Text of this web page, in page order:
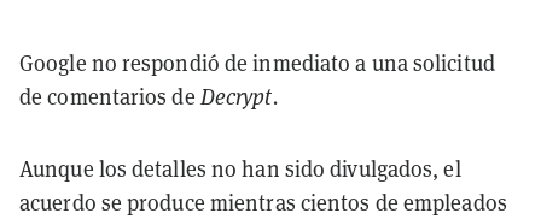
Google no respondió de inmediato a una solicitud
de comentarios de Decrypt.
Aunque los detalles no han sido divulgados, el
acuerdo se produce mientras cientos de empleados